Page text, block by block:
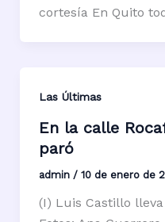
cortesía En Quito
Las Últimas
En la calle
paró
admin / 10 de enero de
(I) Luis Castillo